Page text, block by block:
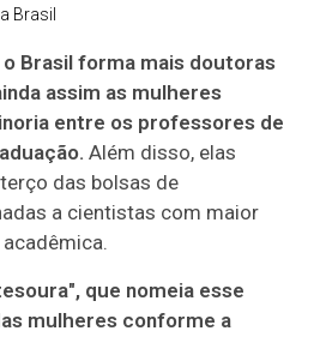
Brasil
o Brasil forma mais doutoras
assim as mulheres
entre os professores de
Além disso, elas
das bolsas de
a cientistas com maior
que nomeia esse
mulheres conforme a